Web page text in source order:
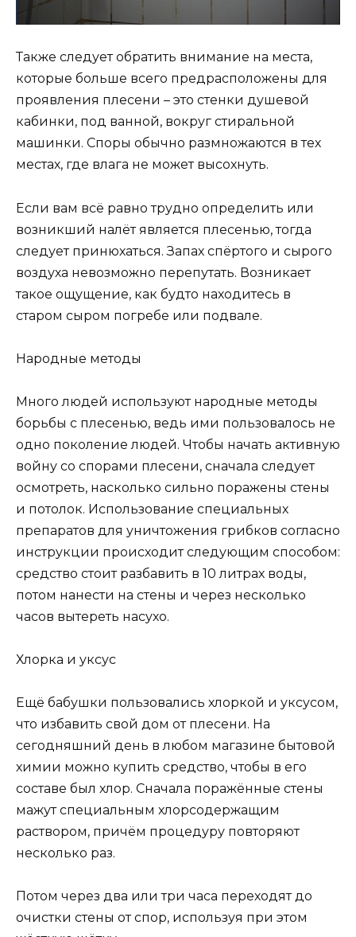
Также следует обратить внимание на места,
которые больше всего предрасположены для
проявления плесени – это стенки душевой
кабинки, под ванной, вокруг стиральной
машинки. Споры обычно размножаются в тех
местах, где влага не может высохнуть.
Если вам всё равно трудно определить или
возникший налёт является плесенью, тогда
следует принюхаться. Запах спёртого и сырого
воздуха невозможно перепутать. Возникает
такое ощущение, как будто находитесь в
старом сыром погребе или подвале.
Народные методы
Много людей используют народные методы
борьбы с плесенью, ведь ими пользовалось не
одно поколение людей. Чтобы начать активную
войну со спорами плесени, сначала следует
осмотреть, насколько сильно поражены стены
и потолок. Использование специальных
препаратов для уничтожения грибков согласно
инструкции происходит следующим способом:
средство стоит разбавить в 10 литрах воды,
потом нанести на стены и через несколько
часов вытереть насухо.
Хлорка и уксус
Ещё бабушки пользовались хлоркой и уксусом,
что избавить свой дом от плесени. На
сегодняшний день в любом магазине бытовой
химии можно купить средство, чтобы в его
составе был хлор. Сначала поражённые стены
мажут специальным хлорсодержащим
раствором, причём процедуру повторяют
несколько раз.
Потом через два или три часа переходят до
очистки стены от спор, используя при этом